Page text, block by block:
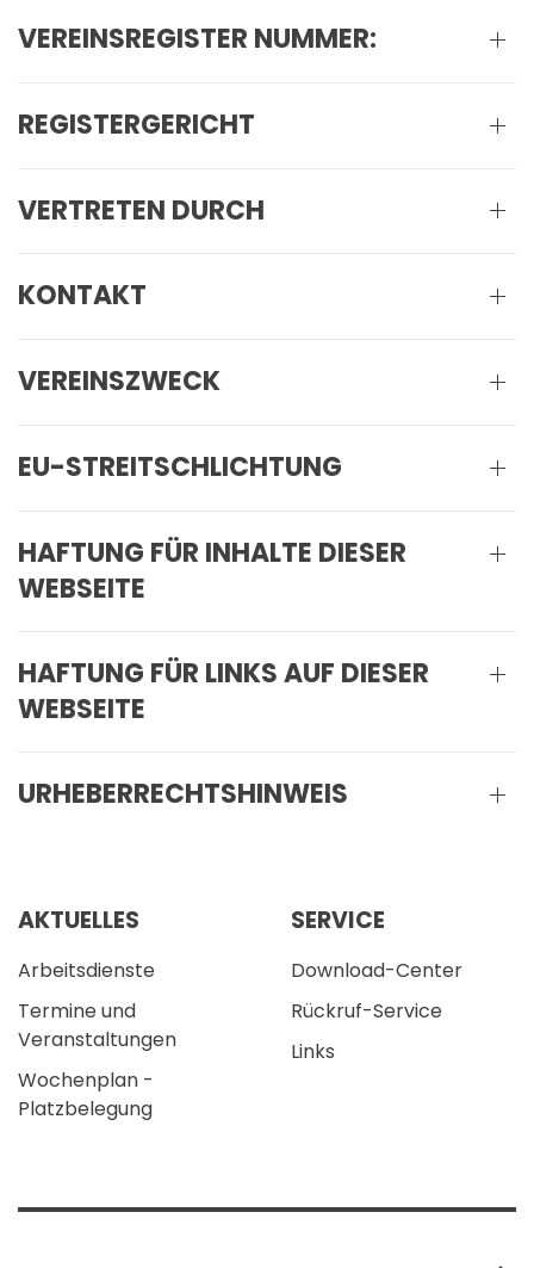
VEREINSREGISTER NUMMER:
REGISTERGERICHT
VERTRETEN DURCH
KONTAKT
VEREINSZWECK
EU-STREITSCHLICHTUNG
HAFTUNG FÜR INHALTE DIESER
WEBSEITE
HAFTUNG FÜR LINKS AUF DIESER
WEBSEITE
URHEBERRECHTSHINWEIS
AKTUELLES
Arbeitsdienste
Termine und
Veranstaltungen
Wochenplan -
Platzbelegung
SERVICE
Download-Center
Rückruf-Service
Links